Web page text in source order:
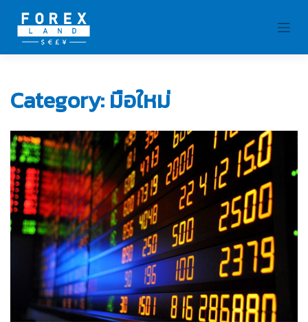
content
Category:มือใหม่